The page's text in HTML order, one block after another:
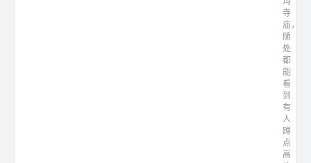
寺
庙，
随
处
都
能
看
到
有
人
蹲
点
高